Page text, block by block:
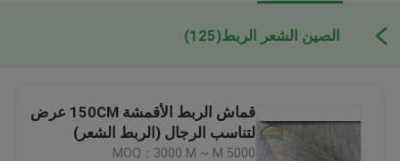
الصين الشعر الربط(125)
قماش الربط الأقمشة 150CM عرض
لتناسب الرجال (الربط الشعر)
MOQ：3000 M ~ M 5000